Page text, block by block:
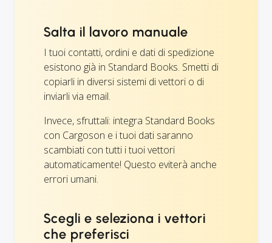
Salta il lavoro manuale
I tuoi contatti, ordini e dati di spedizione
esistono già in Standard Books. Smetti di
copiarli in diversi sistemi di vettori o di
inviarli via email.
Invece, sfruttali: integra Standard Books
con Cargoson e i tuoi dati saranno
scambiati con tutti i tuoi vettori
automaticamente! Questo eviterà anche
errori umani.
Scegli e seleziona i vettori
che preferisci